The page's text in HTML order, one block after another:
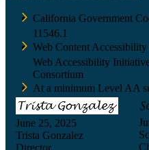
California Government
11546.1
Web Content
Web Accessibility
Consortium
At a minimum Level AA
June 25, 2025
Trista Gonzalez
Director